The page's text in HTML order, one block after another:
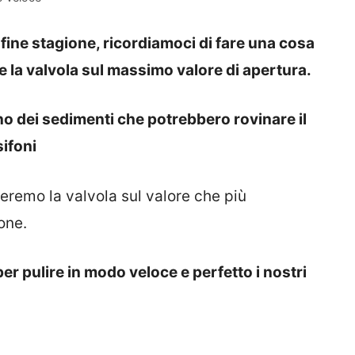
stagione, ricordiamoci di fare una cosa
valvola sul massimo valore di apertura.
dei sedimenti che potrebbero rovinare il
la valvola sul valore che più
pulire in modo veloce e perfetto i nostri